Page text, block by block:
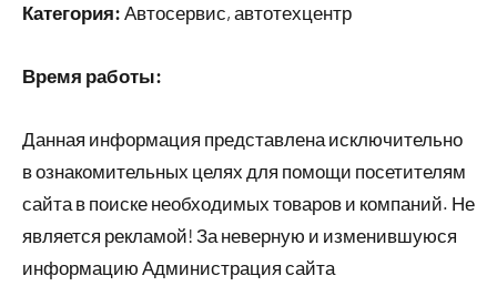
Категория: Автосервис, автотехцентр
Время работы:
Данная информация представлена исключительно
в ознакомительных целях для помощи посетителям
сайта в поиске необходимых товаров и компаний. Не
является рекламой! За неверную и изменившуюся
информацию Администрация сайта